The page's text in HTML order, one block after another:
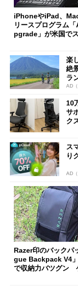
iPhoneやiPad、
リースプログラム
pgrade」が米国で
ut」が明...
楽
絶
ラ
AD
10
サ
ク
ス
り
AD
Razer印のバックパ
gue Backpack V4
で収納力バツグン